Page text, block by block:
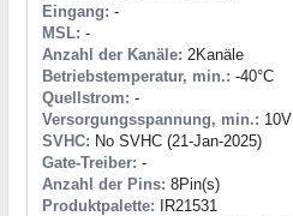
Eingang: -
MSL: -
Anzahl der Kanäle: 2Kanäle
Betriebstemperatur, min.: -40°C
Quellstrom: -
Versorgungsspannung, min.: 10V
SVHC: No SVHC (21-Jan-2025)
Gate-Treiber: -
Anzahl der Pins: 8Pin(s)
Produktpalette: IR21531